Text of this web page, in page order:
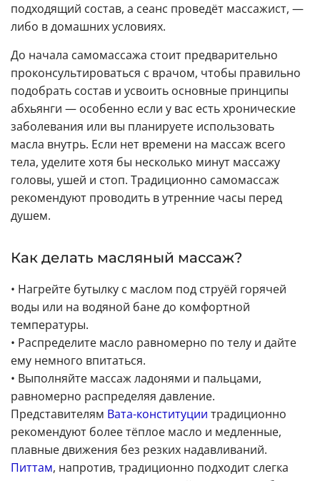
подходящий состав, а сеанс проведёт массажист, —
либо в домашних условиях.
До начала самомассажа стоит предварительно
проконсультироваться с врачом, чтобы правильно
подобрать состав и усвоить основные принципы
абхьянги — особенно если у вас есть хронические
заболевания или вы планируете использовать
масла внутрь. Если нет времени на массаж всего
тела, уделите хотя бы несколько минут массажу
головы, ушей и стоп. Традиционно самомассаж
рекомендуют проводить в утренние часы перед
душем.
Как делать масляный массаж?
• Нагрейте бутылку с маслом под струёй горячей
воды или на водяной бане до комфортной
температуры.
• Распределите масло равномерно по телу и дайте
ему немного впитаться.
• Выполняйте массаж ладонями и пальцами,
равномерно распределяя давление.
Представителям Вата-конституции традиционно
рекомендуют более тёплое масло и медленные,
плавные движения без резких надавливаний.
Питтам, напротив, традиционно подходит слегка